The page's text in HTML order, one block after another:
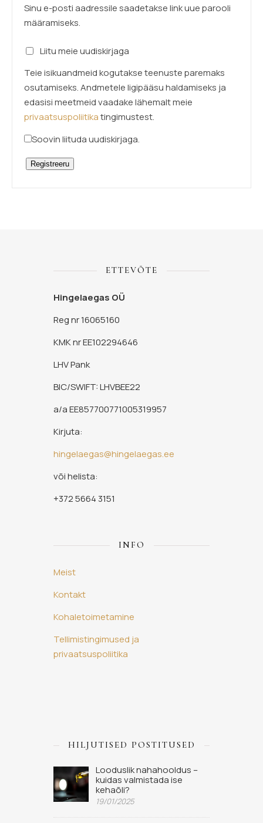
Sinu e-posti aadressile saadetakse link uue parooli
määramiseks.
Liitu meie uudiskirjaga
Teie isikuandmeid kogutakse teenuste paremaks
osutamiseks. Andmetele ligipääsu haldamiseks ja
edasisi meetmeid vaadake lähemalt meie
privaatsuspoliitikatingimustest.
Soovin liituda uudiskirjaga.
Registreeru
ETTEVÕTE
Hingelaegas OÜ
Reg nr 16065160
KMK nr EE102294646
LHV Pank
BIC/SWIFT: LHVBEE22
a/a EE857700771005319957
Kirjuta:
hingelaegas@hingelaegas.ee
või helista:
+372 5664 3151
INFO
Meist
Kontakt
Kohaletoimetamine
Tellimistingimused ja
privaatsuspoliitika
HILJUTISED POSTITUSED
Looduslik nahahooldus –
kuidas valmistada ise
kehaõli?
19/01/2025